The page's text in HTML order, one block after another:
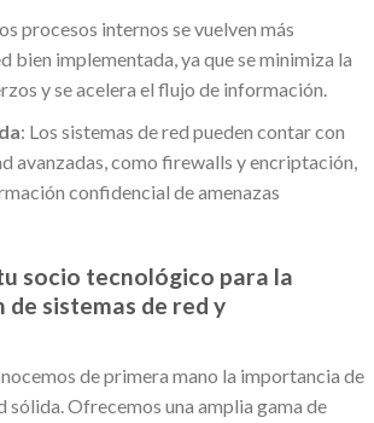
procesos internos se vuelven más
bien implementada, ya que se minimiza la
y se acelera el flujo de información.
: Los sistemas de red pueden contar con
avanzadas, como firewalls y encriptación,
confidencial de amenazas
socio tecnológico para la
sistemas de red y
de primera mano la importancia de
sólida. Ofrecemos una amplia gama de